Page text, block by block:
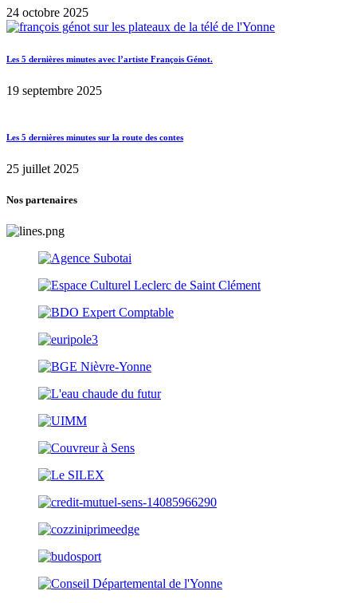
24 octobre 2025
Les 5 dernières minutes avec l’artiste François Génot.
19 septembre 2025
Les 5 dernières minutes sur la route des contes
25 juillet 2025
Nos partenaires